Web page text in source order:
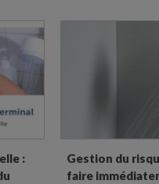
:
Gestion du
faire